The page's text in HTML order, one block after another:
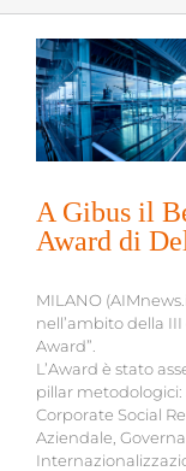
Ingrandisci
immagine
A Gibus il
Award di
MILANO
nell’ambito della
Award”.
L’Award è stato
pillar metodologici:
Corporate Social
Aziendale,